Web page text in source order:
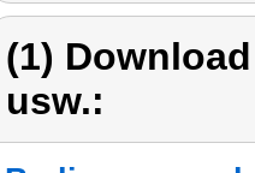
(1)
usw.: